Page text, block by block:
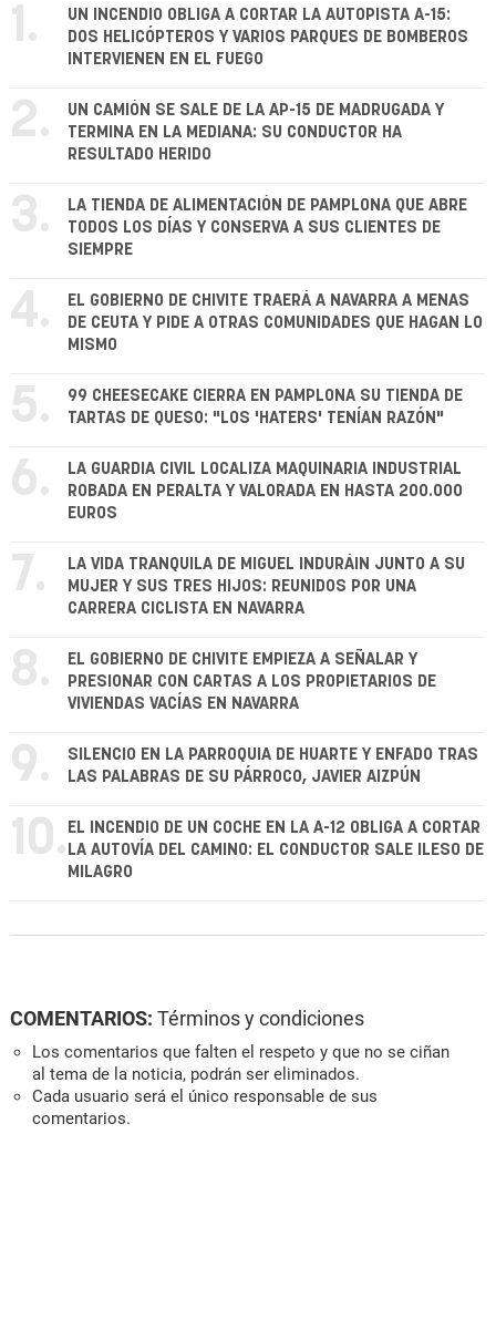
1.
UN INCENDIO OBLIGA A CORTAR LA AUTOPISTA A-15:
DOS HELICÓPTEROS Y VARIOS PARQUES DE BOMBEROS
INTERVIENEN EN EL FUEGO
2.
UN CAMIÓN SE SALE DE LA AP-15 DE MADRUGADA Y
TERMINA EN LA MEDIANA: SU CONDUCTOR HA
RESULTADO HERIDO
3.
LA TIENDA DE ALIMENTACIÓN DE PAMPLONA QUE ABRE
TODOS LOS DÍAS Y CONSERVA A SUS CLIENTES DE
SIEMPRE
4.
EL GOBIERNO DE CHIVITE TRAERÁ A NAVARRA A MENAS
DE CEUTA Y PIDE A OTRAS COMUNIDADES QUE HAGAN LO
MISMO
5.
99 CHEESECAKE CIERRA EN PAMPLONA SU TIENDA DE
TARTAS DE QUESO: "LOS 'HATERS' TENÍAN RAZÓN"
6.
LA GUARDIA CIVIL LOCALIZA MAQUINARIA INDUSTRIAL
ROBADA EN PERALTA Y VALORADA EN HASTA 200.000
EUROS
7.
LA VIDA TRANQUILA DE MIGUEL INDURÁIN JUNTO A SU
MUJER Y SUS TRES HIJOS: REUNIDOS POR UNA
CARRERA CICLISTA EN NAVARRA
8.
EL GOBIERNO DE CHIVITE EMPIEZA A SEÑALAR Y
PRESIONAR CON CARTAS A LOS PROPIETARIOS DE
VIVIENDAS VACÍAS EN NAVARRA
9.
SILENCIO EN LA PARROQUIA DE HUARTE Y ENFADO TRAS
LAS PALABRAS DE SU PÁRROCO, JAVIER AIZPÚN
10. EL INCENDIO DE UN COCHE EN LA A-12 OBLIGA A CORTAR
LA AUTOVÍA DEL CAMINO: EL CONDUCTOR SALE ILESO DE
MILAGRO
COMENTARIOS: Términos y condiciones
Los comentarios que falten el respeto y que no se ciñan
al tema de la noticia, podrán ser eliminados.
Cada usuario será el único responsable de sus
comentarios.